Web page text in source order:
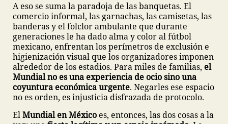
A eso se suma la paradoja de las banquetas. El
comercio informal, las garnachas, las camisetas, las
banderas y el folclor ambulante que durante
generaciones le ha dado alma y color al fútbol
mexicano, enfrentan los perímetros de exclusión e
higienización visual que los organizadores imponen
alrededor de los estadios. Para miles de familias, el
Mundial no es una experiencia de ocio sino una
coyuntura económica urgente. Negarles ese espacio
no es orden, es injusticia disfrazada de protocolo.
ElMundial en México es, entonces, las dos cosas a la